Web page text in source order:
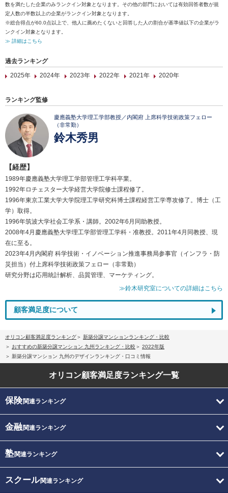
数を満たした企業のみランクイン対象となります。その他の部門においては有効回答者数が規
定人数の半数以上の企業がランクイン対象となります。
※総合得点が60.0点以上で、他人に薦めたくないと回答した人の割合が基準値以下の企業がラ
ンクイン対象となります。
≫ 詳細はこちら
過去ランキング
2025年
2024年 2023年 2022年 2021年 2020年
ランキング監修
慶應義塾大学理工学部教授／内閣府 上席科学技術政策フェロー
（非常勤）
鈴木秀男
【経歴】
1989年慶應義塾大学理工学部管理工学科卒業。
1992年ロチェスター大学経営大学院修士課程修了。
1996年東京工業大学大学院理工学研究科博士課程経営工学専攻修了。博士（工
学）取得。
1996年筑波大学社会工学系・講師。2002年6月同助教授。
2008年4月慶應義塾大学理工学部管理工学科・准教授。2011年4月同教授、現
在に至る。
2023年4月内閣府 科学技術・イノベーション推進事務局参事官（インフラ・防
災担当）付上席科学技術政策フェロー（非常勤）
研究分野は応用統計解析、品質管理、マーケティング。
≫鈴木研究室についての詳細はこちら
顧客満足度について
オリコン顧客満足度ランキング
新築分譲マンションランキング・比較
おすすめの新築分譲マンション 九州ランキング・比較
2022年版
新築分譲マンション 九州のデザインランキング・口コミ情報
オリコン顧客満足度ランキング一覧
保険関連ランキング
金融関連ランキング
塾関連ランキング
スクール関連ランキング